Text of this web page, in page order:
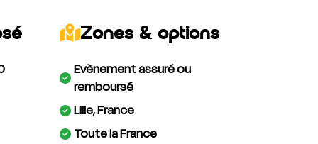
Zones & options
Evènement assuré ou
remboursé
Lille, France
Toute la France